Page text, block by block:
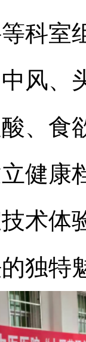
科室
风、
、食
健康
术体
独特